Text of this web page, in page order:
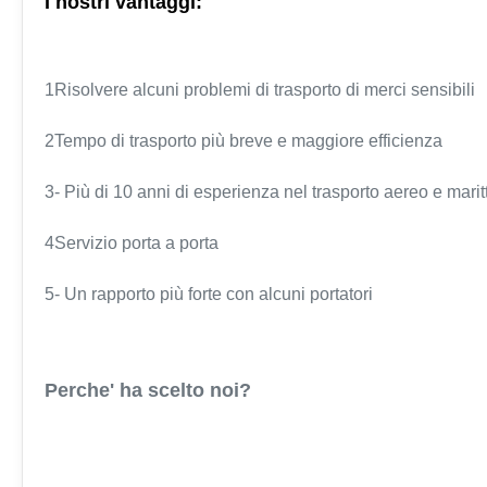
1Risolvere alcuni problemi di trasporto di merci sensibili
2Tempo di trasporto più breve e maggiore efficienza
3- Più di 10 anni di esperienza nel trasporto aereo e
4Servizio porta a porta
5- Un rapporto più forte con alcuni portatori
Perche' ha scelto noi?